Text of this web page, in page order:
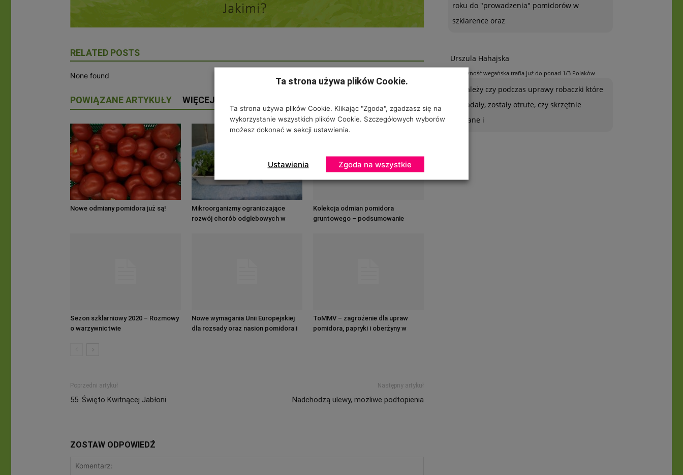
RELATED POSTS
None found
POWIĄZANE ARTYKUŁY WIĘCEJ OD AUTORA
Nowe odmiany pomidora już są!
Mikroorganizmy ograniczające
rozwój chorób odglebowych w
Kolekcja odmian pomidora
gruntowego – podsumowanie
Sezon szklarniowy 2020 – Rozmowy
o warzywnictwie
Nowe wymagania Unii Europejskiej
dla rozsady oraz nasion pomidora i
ToMMV – zagrożenie dla upraw
pomidora, papryki i oberżyny w
Poprzedni artykuł
55. Święto Kwitnącej Jabłoni
Następny artykuł
Nadchodzą ulewy, możliwe podtopienia
ZOSTAW ODPOWIEDŹ
roku do "prowadzenia" pomidorów w
szklarence oraz
Urszula Hahajska
Żywność wegańska trafia już do ponad 1/3 Polaków
To zależy czy podczas uprawy robaczki które
ją zjadały, zostały otrute, czy skrzętnie
zebrane i
Ta strona używa plików Cookie.
Ta strona używa plików Cookie. Klikając "Zgoda", zgadzasz się na
wykorzystanie wszystkich plików Cookie. Szczegółowych wyborów
możesz dokonać w sekcji ustawienia.
Ustawienia Zgoda na wszystkie